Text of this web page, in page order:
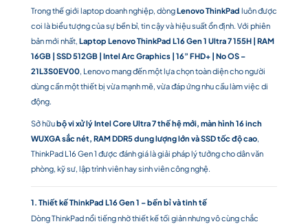
Trong thế giới laptop doanh nghiệp, dòngLenovo ThinkPad luôn được
coi là biểu tượng của sự bền bỉ, tin cậy và hiệu suất ổn định. Với phiên
bản mới nhất, Laptop Lenovo ThinkPad L16 Gen 1 Ultra 7 155H | RAM
16GB | SSD 512GB | Intel Arc Graphics | 16” FHD+ | No OS –
21L3S0EV00 , Lenovo mang đến một lựa chọn toàn diện cho người
dùng cần một thiết bị vừa mạnh mẽ, vừa đáp ứng nhu cầu làm việc di
động.
Sở hữubộ vi xử lý Intel Core Ultra 7 thế hệ mới, màn hình 16 inch
WUXGA sắc nét, RAM DDR5 dung lượng lớn và SSD tốc độ cao
ThinkPad L16 Gen 1 được đánh giá là giải pháp lý tưởng cho dân văn
phòng, kỹ sư, lập trình viên hay sinh viên công nghệ.
1. Thiết kế ThinkPad L16 Gen 1 – bền bỉ và tinh tế
Dòng ThinkPad nổi tiếng nhờ thiết kế tối giản nhưng vô cùng chắc